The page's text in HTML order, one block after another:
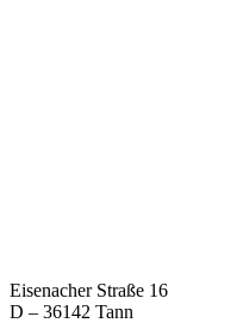
Eisenacher Straße 16
D – 36142 Tann